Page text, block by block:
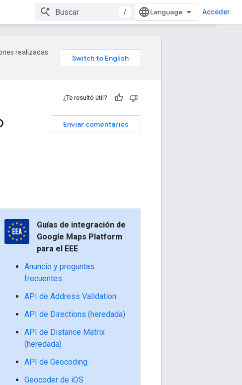
/ Acceder
realizadas
¿Te resultó útil?
Enviar comentarios
Guías de integración de
Google Maps Platform
para el EEE
Anuncio y preguntas
frecuentes
API de Address Validation
API de Directions (heredada)
API de Distance Matrix
(heredada)
API de Geocoding
Geocoder de iOS